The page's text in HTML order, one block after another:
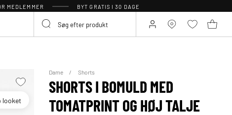
MEDLEMMER BYT GRATIS I 30 DAGE
looket
Dame Shorts
SHORTS I BOMULD MED
TOMATPRINT OG HØJ TALJE